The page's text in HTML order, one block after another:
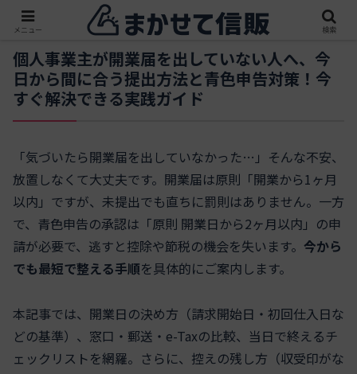
個人事業主が開業届を出していない人へ、今
日から間に合う提出方法と青色申告対策！今
すぐ解決できる実践ガイド
「気づいたら開業届を出していなかった…」そんな不安、
放置しなくて大丈夫です。開業届は原則「開業から1ヶ月
以内」ですが、未提出でも直ちに罰則はありません。一方
で、青色申告の承認は「原則 開業日から2ヶ月以内」の申
請が必要で、逃すと控除や節税の機会を失います。 今から
でも最短で整える手順を具体的にご案内します。
本記事では、開業日の決め方（請求開始日・初回仕入日な
どの基準）、窓口・郵送・e-Taxの比較、当日で終えるチ
ェックリストを網羅。さらに、控えの残し方（収受印がな
メニュー 検索